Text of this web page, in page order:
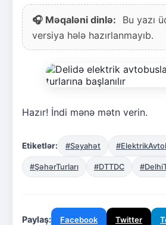
🎧 Məqaləni dinlə:
Bu yazı
versiya hələ hazırlanmayıb.
Hazır! İndi mənə mətn verin.
Etiketlər: #Səyahət
#ŞəhərTurları #DTTDC
Paylaş: Facebook Twitter